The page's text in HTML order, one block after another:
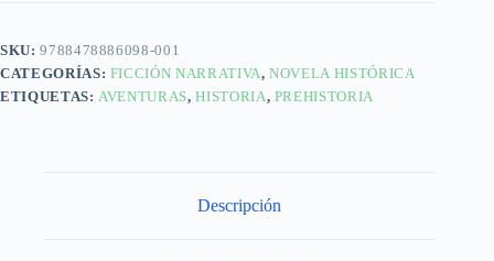
SKU:9788478886098-001
CATEGORÍAS: FICCIÓN NARRATIVA,NOVELA HISTÓRICA
ETIQUETAS:AVENTURAS,HISTORIA, PREHISTORIA
Descripción